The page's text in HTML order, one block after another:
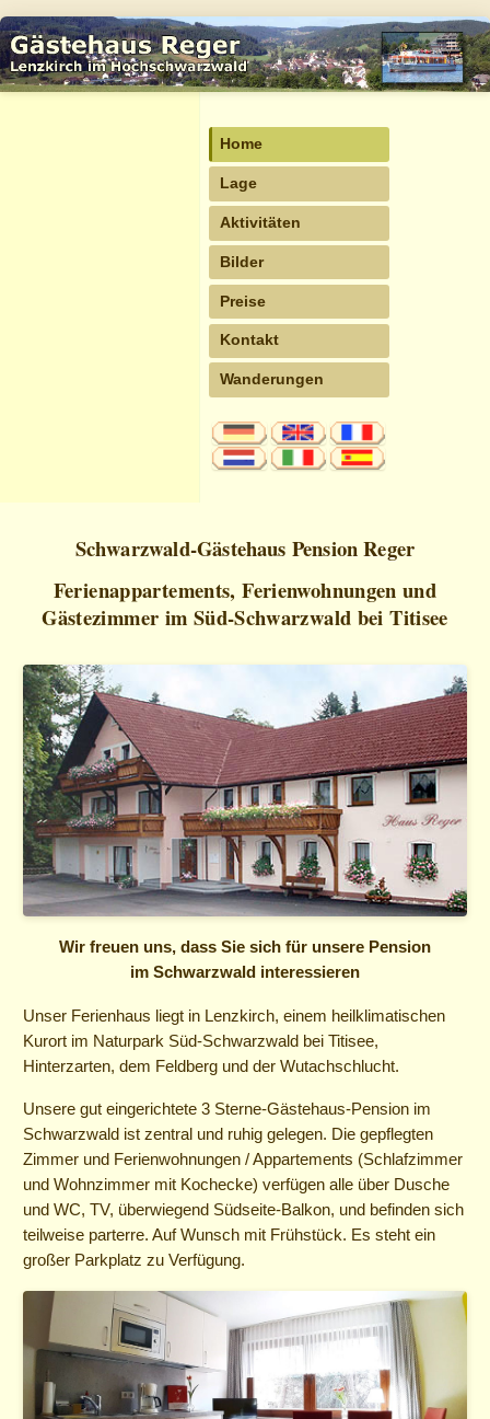
Home
Lage
Aktivitäten
Bilder
Preise
Kontakt
Wanderungen
Schwarzwald-Gästehaus Pension Reger
Ferienappartements, Ferienwohnungen und
Gästezimmer im Süd-Schwarzwald bei Titisee
Wir freuen uns, dass Sie sich für unsere Pension
im Schwarzwald interessieren
Unser Ferienhaus liegt in Lenzkirch, einem heilklimatischen
Kurort im Naturpark Süd-Schwarzwald bei Titisee,
Hinterzarten, dem Feldberg und der Wutachschlucht.
Unsere gut eingerichtete 3 Sterne-Gästehaus-Pension im
Schwarzwald ist zentral und ruhig gelegen. Die gepflegten
Zimmer und Ferienwohnungen / Appartements (Schlafzimmer
und Wohnzimmer mit Kochecke) verfügen alle über Dusche
und WC, TV, überwiegend Südseite-Balkon, und befinden sich
teilweise parterre. Auf Wunsch mit Frühstück. Es steht ein
großer Parkplatz zu Verfügung.